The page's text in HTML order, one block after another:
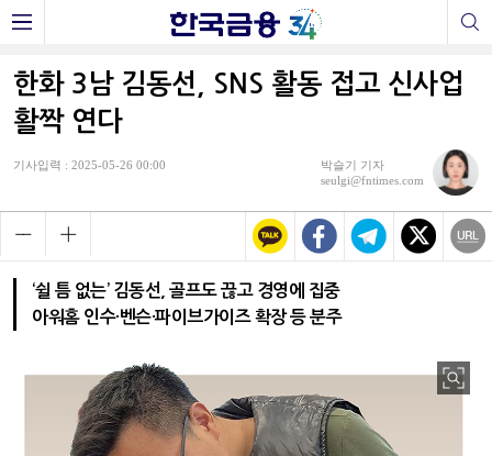
한화 3남 김동선, SNS 활동 접고 신사업
활짝 연다
기사입력 : 2025-05-26 00:00
박슬기 기자
seulgi@fntimes.com
‘쉴 틈 없는’ 김동선, 골프도 끊고 경영에 집중
아워홈 인수·벤슨·파이브가이즈 확장 등 분주